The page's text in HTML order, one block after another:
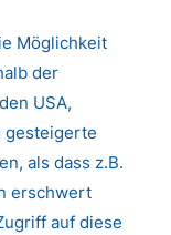
Möglichkeit
der
USA,
gesteigerte
als dass z.B.
erschwert
auf diese